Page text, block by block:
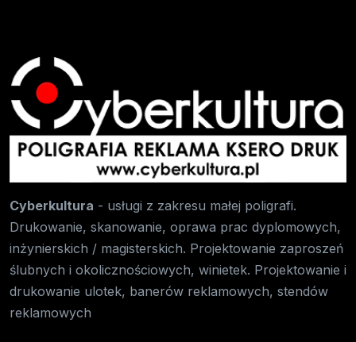
Cyberkultura - usługi z zakresu małej poligrafi.
Drukowanie, skanowanie, oprawa prac dyplomowych,
inżynierskich / magisterskich. Projektowanie zaproszeń
ślubnych i okolicznościowych, winietek. Projektowanie i
drukowanie ulotek, banerów reklamowych, stendów
reklamowych